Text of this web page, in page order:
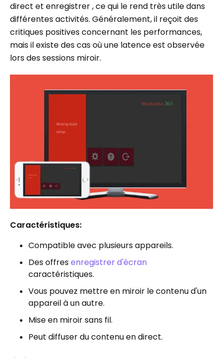
direct et enregistrer , ce qui le rend très utile dans
différentes activités. Généralement, il reçoit des
critiques positives concernant les performances,
mais il existe des cas où une latence est observée
lors des sessions miroir.
Caractéristiques:
Compatible avec plusieurs appareils.
Des offresenregistrer d'écran
caractéristiques.
Vous pouvez mettre en miroir le contenu d'un
appareil à un autre.
Mise en miroir sans fil.
Peut diffuser du contenu en direct.